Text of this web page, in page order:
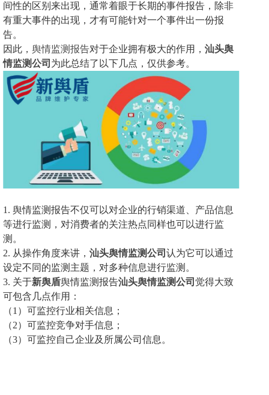
间性的区别来出现，通常着眼于长期的事件报告，除非
有重大事件的出现，才有可能针对一个事件出一份报
告。
因此， 舆情监测报告对于企业拥有极大的作用， 汕头舆
情监测公司 为此总结了以下几点，仅供参考。
1. 舆情监测报告不仅可以对企业的行销渠道、产品信息
等进行监测 ， 对消费者的关注热点同样也可以进行监
测 。
2. 从操作角度来讲， 汕头舆情监测公司 认为它可以通过
设定不同的监测主题，对多种信息进行监测。
3. 关于新舆盾舆情监测报告汕头舆情监测公司 觉得大致
可包含几点作用：
（1） 可监控行业相关信息；
（2） 可监控竞争对手信息；
（3） 可监控自己企业及所属公司信息 。